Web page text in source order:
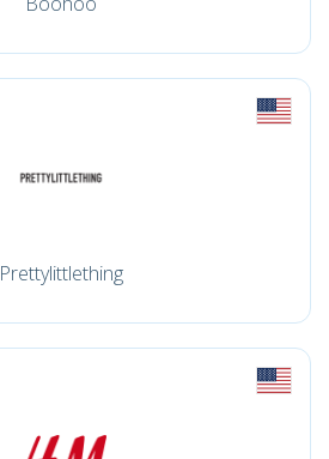
Prettylittlething